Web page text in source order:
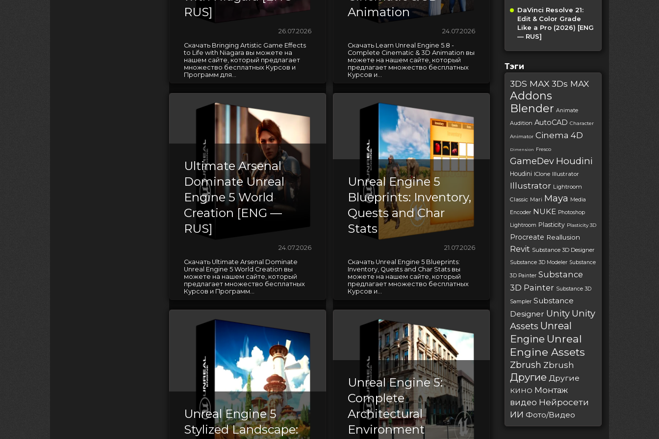
RUS]
26.07.2026
Скачать Bringing Artistic Game Effects
to Life with Niagara вы можете на
нашем сайте, который предлагает
множество бесплатных Курсов и
Программ для...
Animation
24.07.2026
Скачать Learn Unreal Engine 5.8 -
Complete Cinematic & 3D Animation вы
можете на нашем сайте, который
предлагает множество бесплатных
Курсов и...
Ultimate Arsenal
Dominate Unreal
Engine 5 World
Creation [ENG —
RUS]
24.07.2026
Скачать Ultimate Arsenal Dominate
Unreal Engine 5 World Creation вы
можете на нашем сайте, который
предлагает множество бесплатных
Курсов и Программ...
Unreal Engine 5
Blueprints: Inventory,
Quests and Char
Stats
21.07.2026
Скачать Unreal Engine 5 Blueprints:
Inventory, Quests and Char Stats вы
можете на нашем сайте, который
предлагает множество бесплатных
Курсов и...
Unreal Engine 5
Stylized Landscape:
Unreal Engine 5:
Complete
Architectural
Environment
DaVinci Resolve 21:
Edit & Color Grade
Like a Pro (2026) [ENG
— RUS]
Тэги
3DS MAX 3Ds MAX
Addons
Blender Animate
Audition AutoCAD Character
Animator Cinema 4D
Dimension Fresco
GameDev Houdini
Houdini IClone Illustrator
Illustrator Lightroom
Classic Mari Maya
Media
Encoder NUKE Photoshop
Lightroom Plasticity Plasticity 3D
Procreate Reallusion
Revit Substance 3D Designer
Substance 3D Modeler Substance
3D Painter Substance
3D Painter Substance 3D
Sampler Substance
Designer Unity Unity
Assets Unreal
Engine Unreal
Engine Assets
Zbrush Zbrush
Другие Другие
КИНО Монтаж
видео Нейросети
ИИ Фото/Видео